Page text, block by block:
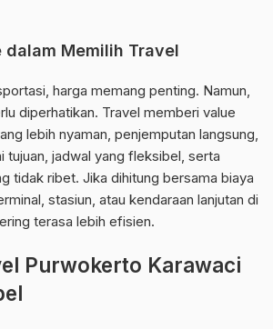
dalam Memilih Travel
harga memang penting. Namun,
diperhatikan. Travel memberi value
lebih nyaman, penjemputan langsung,
tujuan, jadwal yang fleksibel, serta
tidak ribet. Jika dihitung bersama biaya
stasiun, atau kendaraan lanjutan di
terasa lebih efisien.
Purwokerto Karawaci